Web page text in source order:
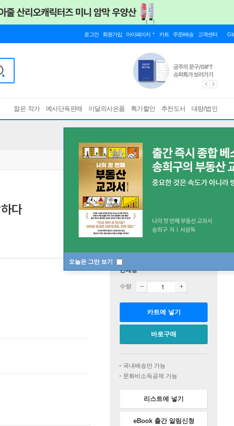
로그인 회원가입 마이페이지 카트 주문/배송 고객센터
젊은 작가 예사단독판매 이달의사은품 특가할인 추천도서 대량/법인
오늘은 그만 보기
다
판매중
수량
카트에 넣기
바로구매
국내배송만 가능
문화비소득공제 가능
리스트에 넣기
eBook 출간 알림신청